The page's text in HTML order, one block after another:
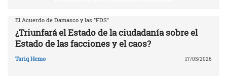
El Acuerdo de Damasco y las "FDS"
¿Triunfará el Estado de la ciudadanía sobre el
Estado de las facciones y el caos?
Tariq Hemo 17/03/2026